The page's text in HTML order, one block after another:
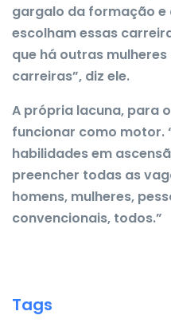
gargalo da formação e
escolham essas
que há outras
carreiras”, diz ele.
A própria lacuna, para
funcionar como motor.
habilidades em
preencher todas as
homens, mulheres,
convencionais, todos.”
Tags